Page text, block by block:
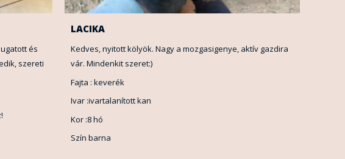
és
szereti
LACIKA
Kedves, nyitott kölyök. Nagy a mozgasigenye, aktív gazdira
vár. Mindenkit szeret:)
Fajta : keverék
Ivar :ivartalanított kan
Kor :8 hó
Szín barna